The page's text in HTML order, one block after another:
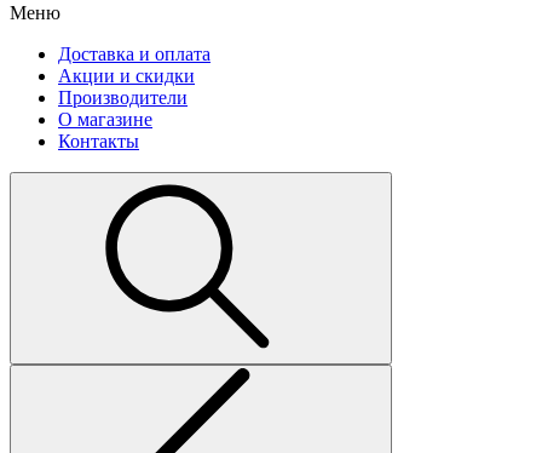
Меню
Доставка и оплата
Акции и скидки
Производители
О магазине
Контакты